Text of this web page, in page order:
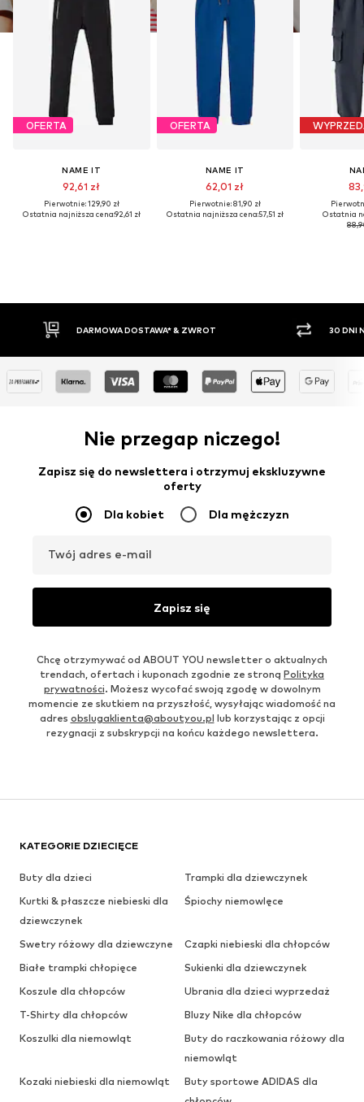
OFERTA
NAME IT
92,61 zł
Pierwotnie: 129,90 zł
Ostatnia najniższa cena:92,61 zł
OFERTA
NAME IT
62,01 zł
Pierwotnie: 81,90 zł
Ostatnia najniższa cena:57,51 zł
Ostatnia
DARMOWA DOSTAWA* & ZWROT 30 DNI NA
Nie przegap niczego!
Zapisz się do newslettera i otrzymuj ekskluzywne
oferty
Dla kobiet Dla mężczyzn
Twój adres e-mail
Zapisz się
Chcę otrzymywać od ABOUT YOU newsletter o aktualnych
trendach, ofertach i kuponach zgodnie ze stroną Polityka
prywatności. Możesz wycofać swoją zgodę w dowolnym
momencie ze skutkiem na przyszłość, wysyłając wiadomość na
adres obslugaklienta@aboutyou.pl lub korzystając z opcji
rezygnacji z subskrypcji na końcu każdego newslettera.
KATEGORIE DZIECIĘCE
Buty dla dzieci
Trampki dla dziewczynek
Kurtki & płaszcze niebieski dla
dziewczynek
Śpiochy niemowlęce
Swetry różowy dla dziewczyne
Czapki niebieski dla chłopców
Białe trampki chłopięce
Sukienki dla dziewczynek
Koszule dla chłopców
Ubrania dla dzieci wyprzedaż
T-Shirty dla chłopców
Bluzy Nike dla chłopców
Koszulki dla niemowląt
Buty do raczkowania różowy dla
niemowląt
Kozaki niebieski dla niemowląt
Buty sportowe ADIDAS dla